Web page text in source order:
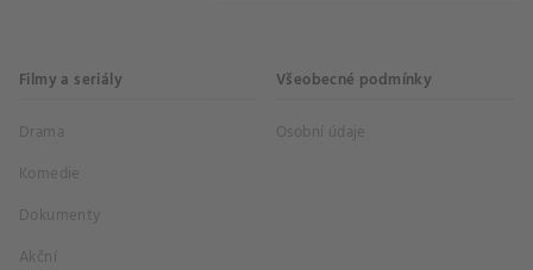
Filmy a seriály
Drama
Komedie
Dokumenty
Akční
Všeobecné podmínky
Osobní údaje